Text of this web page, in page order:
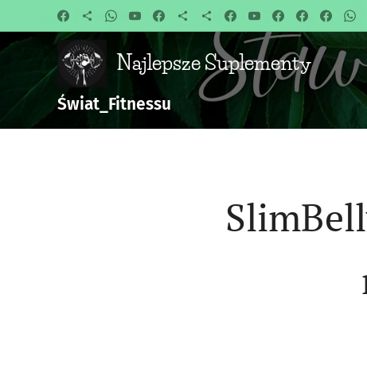
Najlepsze Suplementy
Świat_Fitnessu